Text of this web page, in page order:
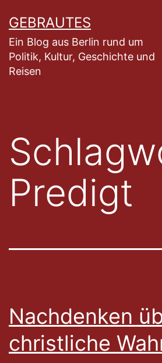
Inhalt
springen
GEBRAUTES
Ein Blog aus Berlin rund um
Politik, Kultur, Geschichte und
Reisen
Predigt
Nachdenken
christliche